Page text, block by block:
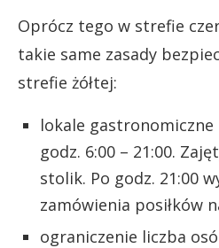
Oprócz tego w strefie
takie same zasady
strefie żółtej:
lokale
godz. 6:00 – 21:00.
stolik. Po godz. 21:00
zamówienia posiłków
ograniczenie liczba